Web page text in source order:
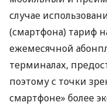
случае
(смартфона) тариф
ежемесячной
терминалах,
поэтому с точки
смартфоне» более